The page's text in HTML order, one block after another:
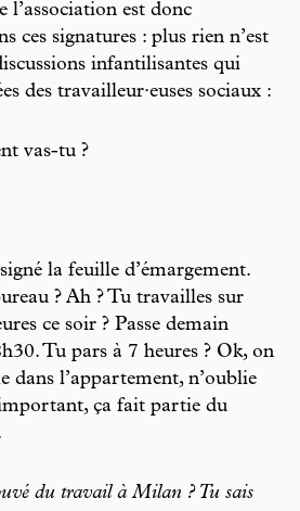
l’association est donc
ces signatures : plus rien n’est
infantilisantes qui
des travailleur·euses sociaux :
vas-tu ?
la feuille d’émargement.
? Ah ? Tu travailles sur
ce soir ? Passe demain
Tu pars à 7 heures ? Ok, on
dans l’appartement, n’oublie
important, ça fait partie du
du travail à Milan ? Tu sais